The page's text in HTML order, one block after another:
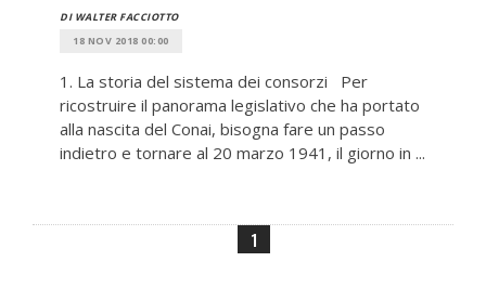
DI WALTER FACCIOTTO
18 NOV 2018 00:00
1. La storia del sistema dei consorzi Per
ricostruire il panorama legislativo che ha portato
alla nascita del Conai, bisogna fare un passo
indietro e tornare al 20 marzo 1941, il giorno in ...
1